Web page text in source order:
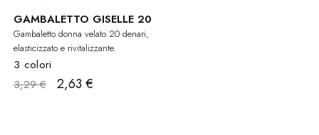
GAMBALETTO GISELLE 20
Gambaletto donna velato 20 denari,
elasticizzato e rivitalizzante.
3 colori
3,29 €
2,63 €